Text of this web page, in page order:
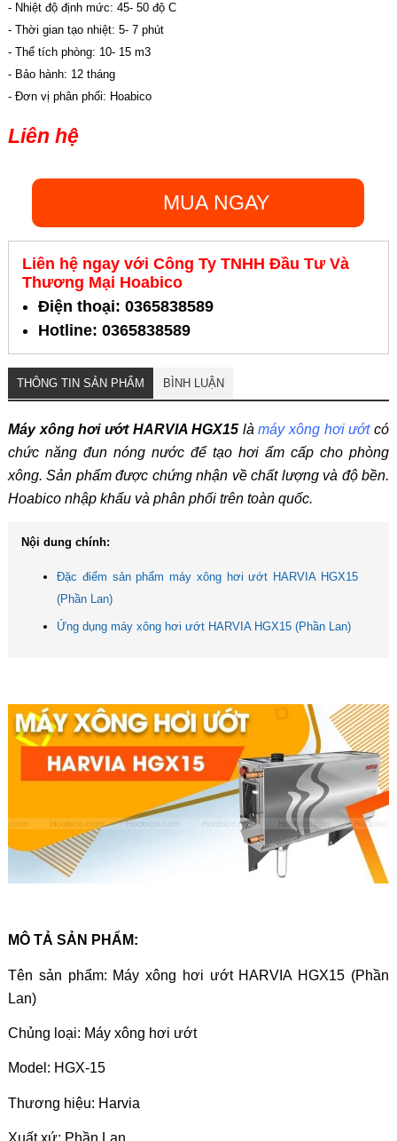
- Nhiệt độ định mức: 45- 50 độ C
- Thời gian tạo nhiệt: 5- 7 phút
- Thể tích phòng: 10- 15 m3
- Bảo hành: 12 tháng
- Đơn vị phân phối: Hoabico
Liên hệ
MUA NGAY
Liên hệ ngay với Công Ty TNHH Đầu Tư Và
Thương Mại Hoabico
Điện thoại: 0365838589
Hotline: 0365838589
THÔNG TIN SẢN PHẨM BÌNH LUẬN
Máy xông hơi ướt HARVIA HGX15 làmáy xông hơi ướtcó
chức năng đun nóng nước để tạo hơi ẩm cấp cho phòng
xông. Sản phẩm được chứng nhận về chất lượng và độ bền.
Hoabico nhập khẩu và phân phối trên toàn quốc.
Nội dung chính:
Đặc điểm sản phẩm máy xông hơi ướt HARVIA HGX15
(Phần Lan)
Ứng dụng máy xông hơi ướt HARVIA HGX15 (Phần Lan)
MÔ TẢ SẢN PHẨM:
Tên sản phẩm: Máy xông hơi ướt HARVIA HGX15 (Phần
Lan)
Chủng loại: Máy xông hơi ướt
Model: HGX-15
Thương hiệu: Harvia
Xuất xứ: Phần Lan